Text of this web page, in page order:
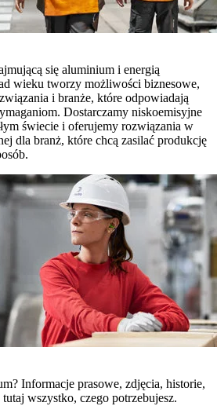
się aluminium i energią
wieku tworzy możliwości biznesowe,
i branże, które odpowiadają
Dostarczamy niskoemisyjne
świecie i oferujemy rozwiązania w
dla branż, które chcą zasilać produkcję
Informacje prasowe, zdjęcia, historie,
wszystko, czego potrzebujesz.